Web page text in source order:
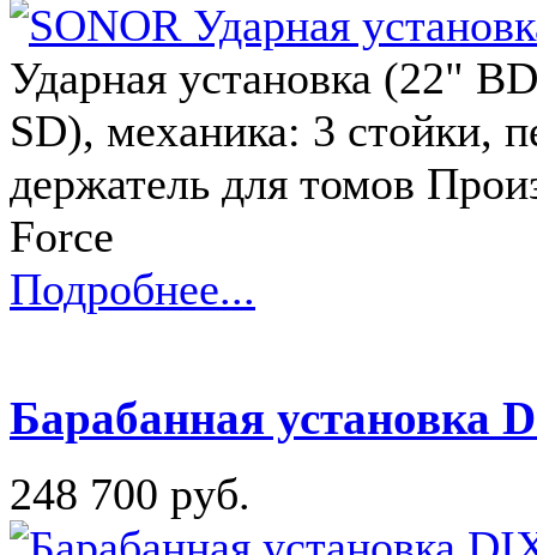
Ударная установка (22"
SD), механика: 3 стойки,
держатель для томов
Force
Подробнее...
Барабанная установка
248 700 руб.